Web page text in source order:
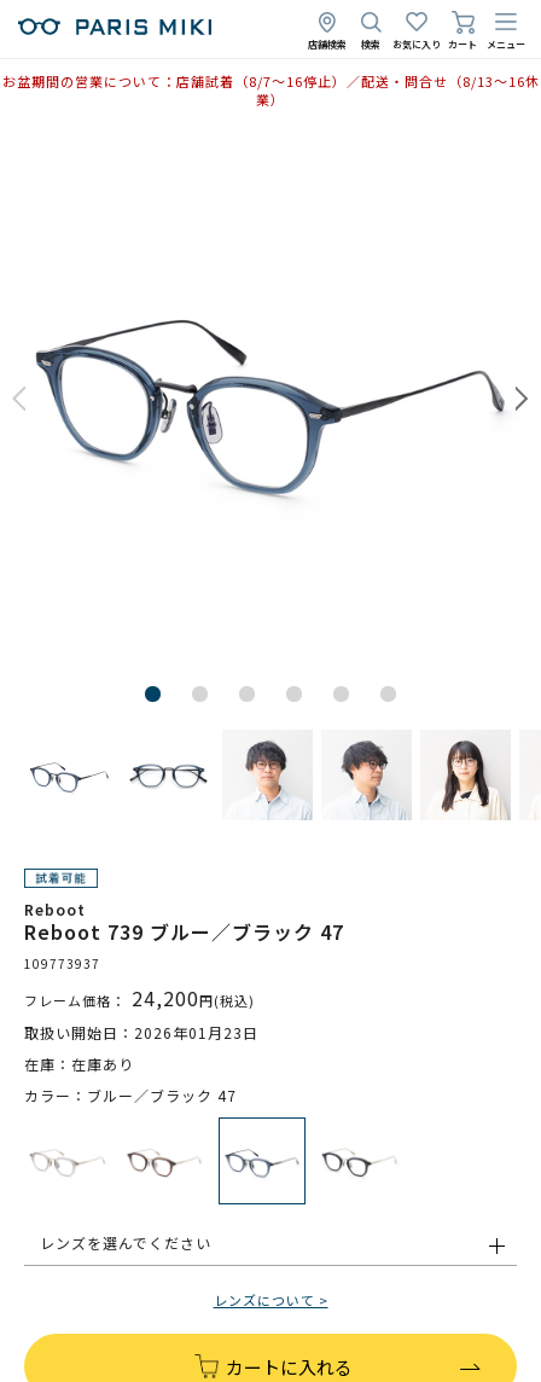
店舗検索 検索 お気に入り カート メニュー
お盆期間の営業について：店舗試着（8/7〜16停止）／配送・問合せ（8/13〜16休
業）
Reboot
Reboot 739 ブルー／ブラック 47
109773937
フレーム価格： 24,200円(税込)
取扱い開始日：2026年01月23日
在庫：在庫あり
カラー：ブルー／ブラック 47
レンズを選んでください
レンズについて >
カートに入れる
2026年2月10日